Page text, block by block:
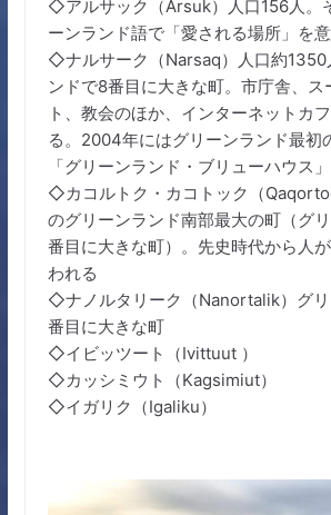
◇アルサック（Arsuk）人口156人。
ーンランド語で「愛される場所」を意
◇ナルサーク（Narsaq）人口約1350
ンドで8番目に大きな町。市庁舎、ス
ト、教会のほか、インターネットカ
る。2004年にはグリーンランド最初
「グリーンランド・ブリューハウス
◇カコルトク・カコトック（
のグリーンランド南部最大の町（グ
番目に大きな町）。先史時代から人
われる
◇ナノルタリーク（Nanortalik）グリ
番目に大きな町
◇イビッツート（Ivittuut ）
◇カッシミウト（Kagsimiut）
◇イガリク（Igaliku）